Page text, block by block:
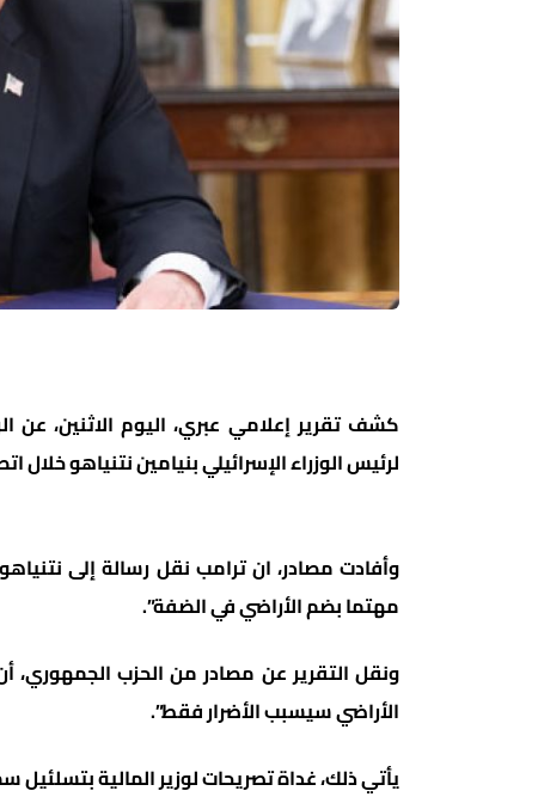
كشف تقرير إعلامي عبري، اليوم الاثنين، عن
لرئيس الوزراء الإسرائيلي بنيامين نتنياهو خلال
وأفادت مصادر، ان ترامب نقل رسالة إلى
مهتما بضم الأراضي في الضفة”.
ونقل التقرير عن مصادر من الحزب
الأراضي سيسبب الأضرار فقط”.
يأتي ذلك، غداة تصريحات لوزير المالية بتسلئيل سموتريتش